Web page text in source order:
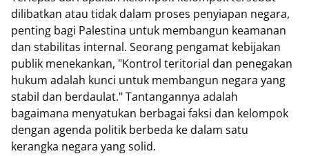
dilibatkan atau tidak dalam proses penyiapan negara,
penting bagi Palestina untuk membangun keamanan
dan stabilitas internal. Seorang pengamat kebijakan
publik menekankan, "Kontrol teritorial dan penegakan
hukum adalah kunci untuk membangun negara yang
stabil dan berdaulat." Tantangannya adalah
bagaimana menyatukan berbagai faksi dan kelompok
dengan agenda politik berbeda ke dalam satu
kerangka negara yang solid.